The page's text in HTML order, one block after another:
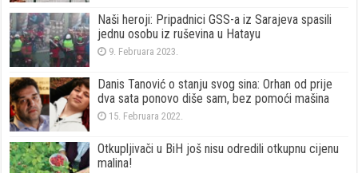
Naši heroji: Pripadnici GSS-a iz Sarajeva spasili
jednu osobu iz ruševina u Hatayu
9. Februara 2023.
Danis Tanović o stanju svog sina: Orhan od prije
dva sata ponovo diše sam, bez pomoći mašina
15. Februara 2022.
Otkupljivači u BiH još nisu odredili otkupnu cijenu
malina!